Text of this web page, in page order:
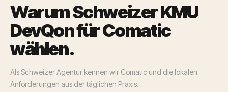
Warum Schweizer KMU
DevQon für Comatic
wählen.
Als Schweizer Agentur kennen wir Comatic und die lokalen
Anforderungen aus der täglichen Praxis.